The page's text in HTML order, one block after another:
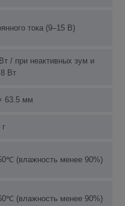
тока (9–15 В)
/ при неактивных зум и
Вт
63.5 мм
(влажность менее 90%)
(влажность менее 90%)